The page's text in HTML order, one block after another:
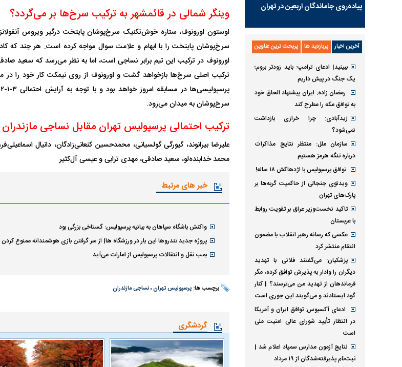
وینگر شمالی در قائمشهر به ترکیب سرخ‌ها بر می‌گردد؟
اوستون اورونوف، ستاره خوش‌تکنیک سرخ‌پوشان پایتخت درگیر ویروس
سرخ‌پوشان پایتخت را با ابهام و علامت سوال مواجه کرده است. هر چند که
اورونوف در ترکیب این تیم برابر نساجی است، اما به نظر می‌رسد که سعید
ترکیب اصلی سرخ‌ها بازخواهد گشت و اورونوف از روی نیمکت کار خود را در
سرخ‌پوشان به میدان می‌رود.
ترکیب احتمالی پرسپولیس تهران مقابل نساجی مازندران
علیرضا بیرانوند، گیورگی گولسیانی، محمدحسین کنعانی‌زادگان، دانیال
محمد خدابنده‌لو، سعید صادقی، مهدی ترابی و عیسی آل‌کثیر
خبر های مرتبط
واکنش باشگاه سپاهان به بیانیه پرسپولیس: گستاخی بزرگی بود
پروژه جدید تندروها این بار در ورزشگاه ها| از سر گرفتن بازی هوشمندانه ممنوع
بمب نقل و انتقالات پرسپولیس از امارات می‌آید
برچسب ها: پرسپولیس تهران،نساجی مازندران
گردشگری
پیاده‌روی جاماندگان اربعین در تهران
آخرین اخبار پربازدید ها پربحث ترین عناوین
ببینید| ادعای ترامپ: باید زودتر بروم؛
یک جنگ در پیش داریم
رمضان زاده: ایران پیشنهاد الحاق خود
به توافق مکه را مطرح کند
زیدآبادی: چرا خرازی بازداشت
نمی‌شود؟
سازمان ملل: منتظر نتایج مذاکرات
درباره تنگه هرمز هستیم
توافق پرسپولیس با اژدهاکش ۱۸ ساله!
ویدئوی جنجالی از حاکمیت گربه‌ها بر
پارک‌های تهران
تاکید نخست‌وزیر عراق بر تقویت روابط
با عربستان
عکسی که رسانه رهبر انقلاب با مضمون
انتقام منتشر کرد
پزشکیان: می‌گفتند فلانی با تهدید
دیگران را وادار به پذیرش توافق کرده، مگر
فرماندهان از تهدید من می‌ترسند؟ | کنار
گود ایستادند و می‌گویند این جوری است
ادعای آکسیوس: توافق ایران و آمریکا
در انتظار تأیید شورای عالی امنیت ملی
است
نتایج آزمون مدارس سمپاد اعلام شد |
ثبت‌نام پذیرفته‌شدگان از ۱۹ مرداد